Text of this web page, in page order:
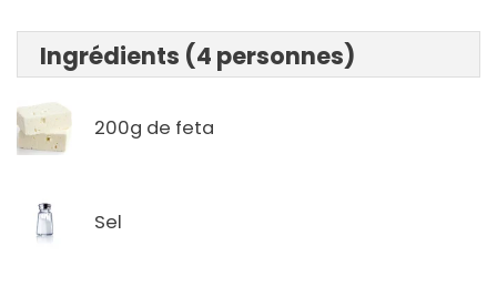
Ingrédients (4 personnes)
200g de feta
Sel